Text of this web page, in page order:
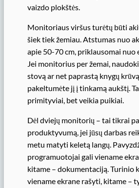
vaizdo plokštės.
Monitoriaus viršus turėtų būti
šiek tiek žemiau. Atstumas nuo
apie 50-70 cm, priklausomai nuo
Jei monitorius per žemai,
stovą ar net paprastą knygų
pakeltumėte jį į tinkamą aukštį.
primityviai, bet veikia puikiai.
Dėl dviejų monitorių – tai tikrai
produktyvumą, jei jūsų darbas
metu matyti keletą langų.
programuotojai gali viename
kitame – dokumentaciją. Turinio
viename ekrane rašyti, kitame –